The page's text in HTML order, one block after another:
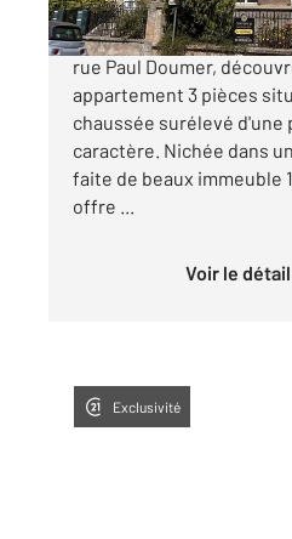
Au cœur de Saint-Max,
rue Paul Doumer,
appartement 3 pièces
chaussée surélevé
caractère. Nichée dans
faite de beaux immeuble
offre ...
Voir le
Exclusivité